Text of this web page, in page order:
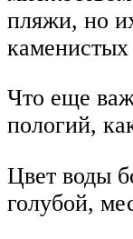
пляжи, но
каменистых
Что еще
пологий,
Цвет воды
голубой,